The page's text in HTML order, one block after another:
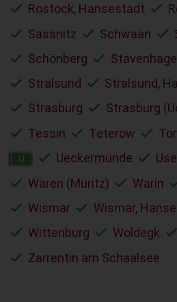
Rostock, Hansestadt
Sassnitz Schwaan
Schönberg
Stralsund
Stralsund,
Strasburg
Strasburg
Tessin Teterow
U Ueckermünde
Waren (Müritz)
Warin
Wismar
Wismar,
Wittenburg
Woldegk
Zarrentin am Schaalsee